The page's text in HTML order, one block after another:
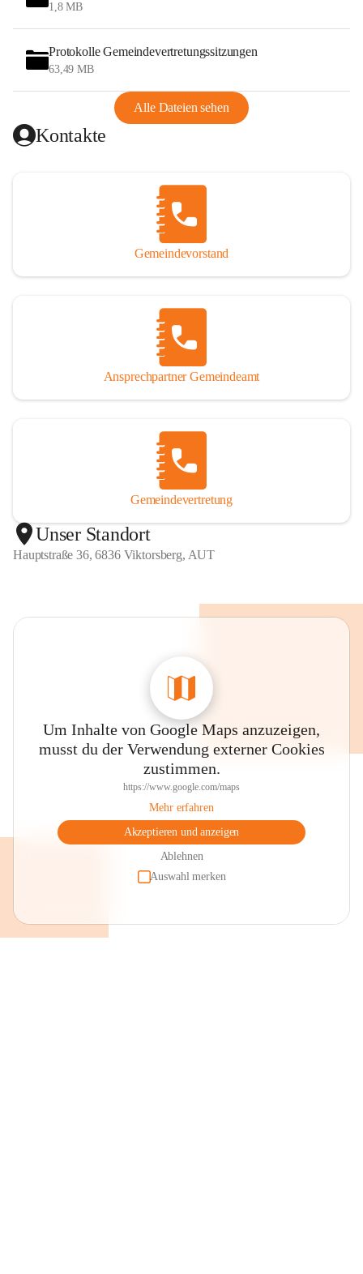
1,8 MB
Protokolle Gemeindevertretungssitzungen
63,49 MB
Alle Dateien sehen
Kontakte
Gemeindevorstand
Ansprechpartner Gemeindeamt
Gemeindevertretung
Unser Standort
Hauptstraße 36, 6836 Viktorsberg, AUT
Um Inhalte von Google Maps anzuzeigen,
musst du der Verwendung externer Cookies
zustimmen.
https://www.google.com/maps
Mehr erfahren
Akzeptieren und anzeigen
Ablehnen
Auswahl merken